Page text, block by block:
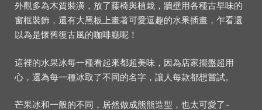
外觀多為木質裝潢，放了藤椅與植栽，牆壁用各種古早味的
窗框裝飾，還有大黑板上畫著可愛逗趣的水果插畫，乍看還
以為是懷舊復古風的咖啡廳呢！
這裡的水果冰每一種看起來都超美味，因為店家擺盤超用
心，還為每一種冰取了不同的名字，讓人每款都想嘗試。
芒果冰和一般的不同，居然做成熊熊造型，也太可愛了~